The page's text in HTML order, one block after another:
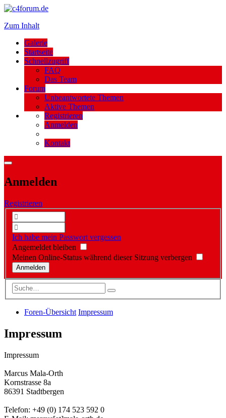
Zum Inhalt
Galerie
Startseite
Schnellzugriff
FAQ
Das Team
Forum
Unbeantwortete Themen
Aktive Themen
Registrieren
Anmelden
Kontakt
Anmelden
Registrieren
Ich habe mein Passwort vergessen
Angemeldet bleiben
Meinen Online-Status während dieser Sitzung verbergen
Foren-Übersicht Impressum
Impressum
Impressum
Marcus Mala-Orth
Kornstrasse 8a
86391 Stadtbergen
Telefon: +49 (0) 174 523 592 0